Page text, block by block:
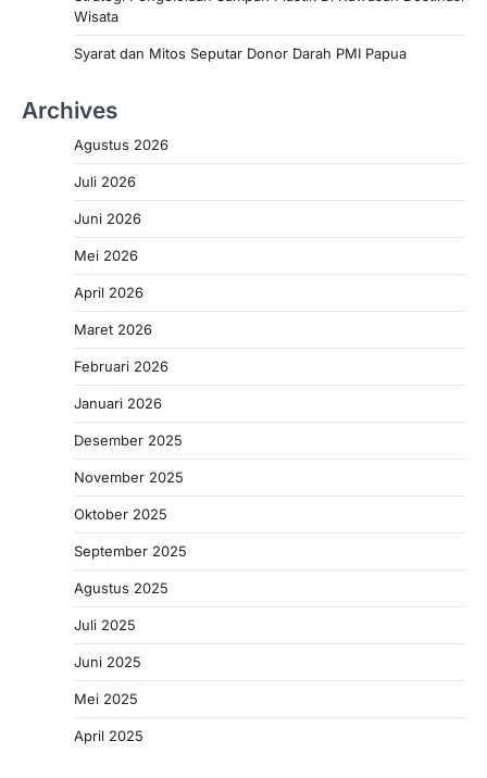
Wisata
Syarat dan Mitos Seputar Donor Darah PMI Papua
Archives
Agustus 2026
Juli 2026
Juni 2026
Mei 2026
April 2026
Maret 2026
Februari 2026
Januari 2026
Desember 2025
November 2025
Oktober 2025
September 2025
Agustus 2025
Juli 2025
Juni 2025
Mei 2025
April 2025